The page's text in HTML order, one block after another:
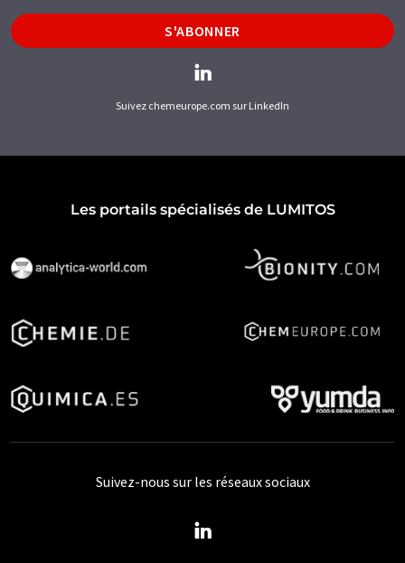
S'ABONNER
Suivez chemeurope.com sur LinkedIn
Les portails spécialisés de LUMITOS
Suivez-nous sur les réseaux sociaux